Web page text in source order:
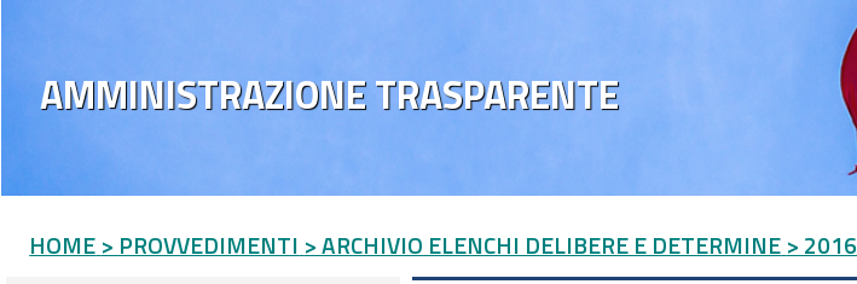
AMMINISTRAZIONE TRASPARENTE
HOME > PROVVEDIMENTI > ARCHIVIO ELENCHI DELIBERE E DETERMINE > 2016